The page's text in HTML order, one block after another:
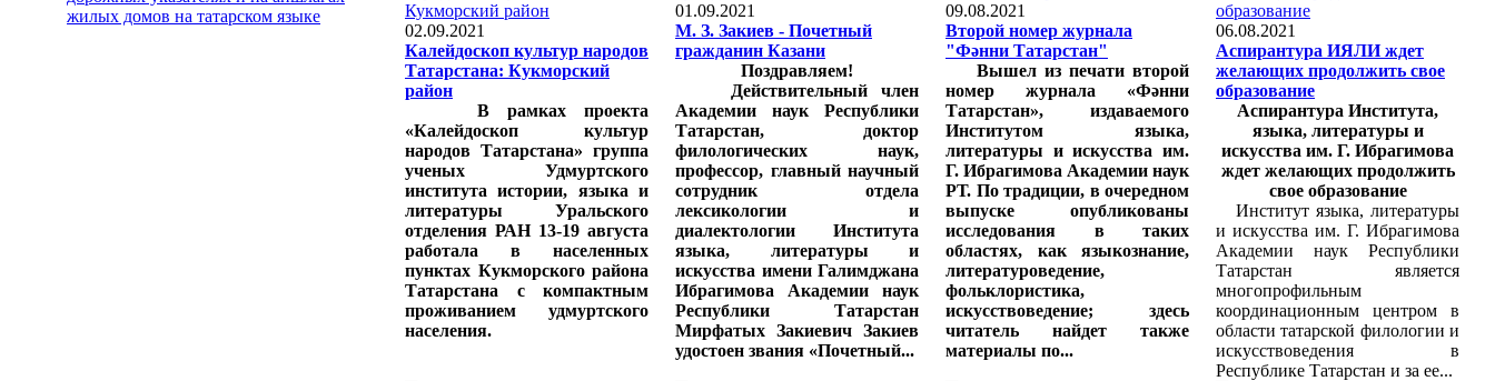
жилых домов на татарском языке
02.09.2021
Калейдоскоп культур народов
Татарстана: Кукморский
район
В рамках проекта
«Калейдоскоп культур
народов Татарстана» группа
ученых Удмуртского
института истории, языка и
литературы Уральского
отделения РАН 13-19 августа
работала в населенных
пунктах Кукморского района
Татарстана с компактным
проживанием удмуртского
населения.
01.09.2021
М. З. Закиев - Почетный
гражданин Казани
Поздравляем!
Действительный член
Академии наук Республики
Татарстан, доктор
филологических наук,
профессор, главный научный
сотрудник отдела
лексикологии и
диалектологии Института
языка, литературы и
искусства имени Галимджана
Ибрагимова Академии наук
Республики Татарстан
Мирфатых Закиевич Закиев
удостоен звания «Почетный...
09.08.2021
Второй номер журнала
"Фәнни Татарстан"
Вышел из печати второй
номер журнала «Фәнни
Татарстан», издаваемого
Институтом языка,
литературы и искусства им.
Г. Ибрагимова Академии наук
РТ. По традиции, в очередном
выпуске опубликованы
исследования в таких
областях, как языкознание,
литературоведение,
фольклористика,
искусствоведение; здесь
читатель найдет также
материалы по...
06.08.2021
Аспирантура ИЯЛИ ждет
желающих продолжить свое
образование
Аспирантура Института,
языка, литературы и
искусства им. Г. Ибрагимова
ждет желающих продолжить
свое образование
Институт языка, литературы
и искусства им. Г. Ибрагимова
Академии наук Республики
Татарстан является
многопрофильным
координационным центром в
области татарской филологии и
искусствоведения в
Республике Татарстан и за ее...